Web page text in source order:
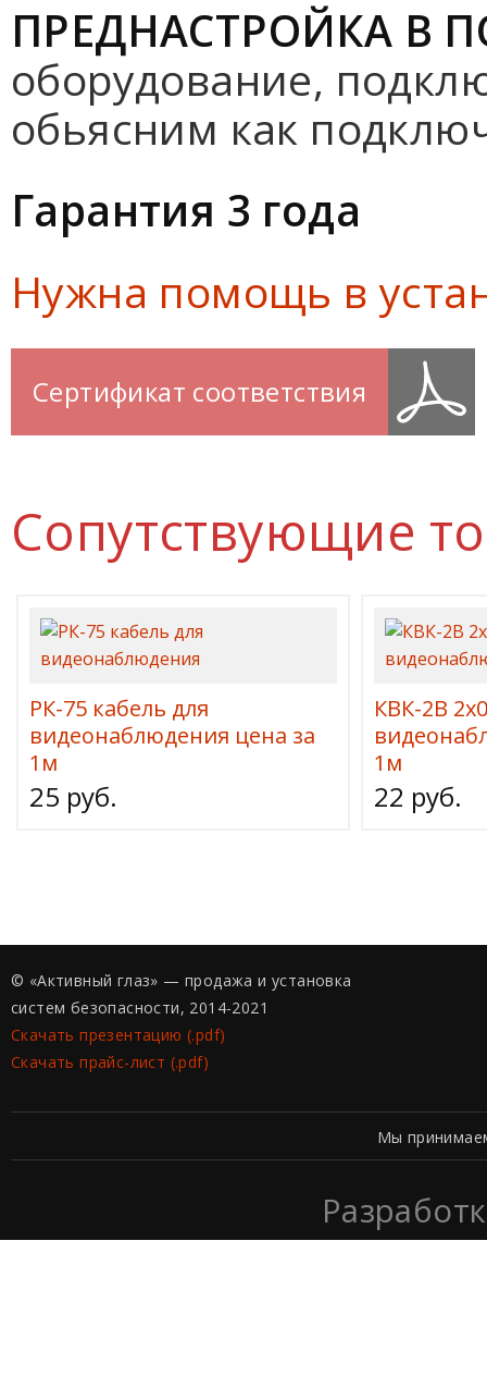
ПРЕДНАСТРОЙКА В
оборудование,
обьясним как
Гарантия 3 года
Нужна помощь в
Сертификат соответствия
Сопутствующие
РК-75 кабель для
видеонаблюдения цена за
1м
25 руб.
КВК-2В
1м
22 руб.
© «Активный глаз» — продажа и установка
систем безопасности, 2014-2021
Скачать презентацию (.pdf)
Скачать прайс-лист (.pdf)
Мы